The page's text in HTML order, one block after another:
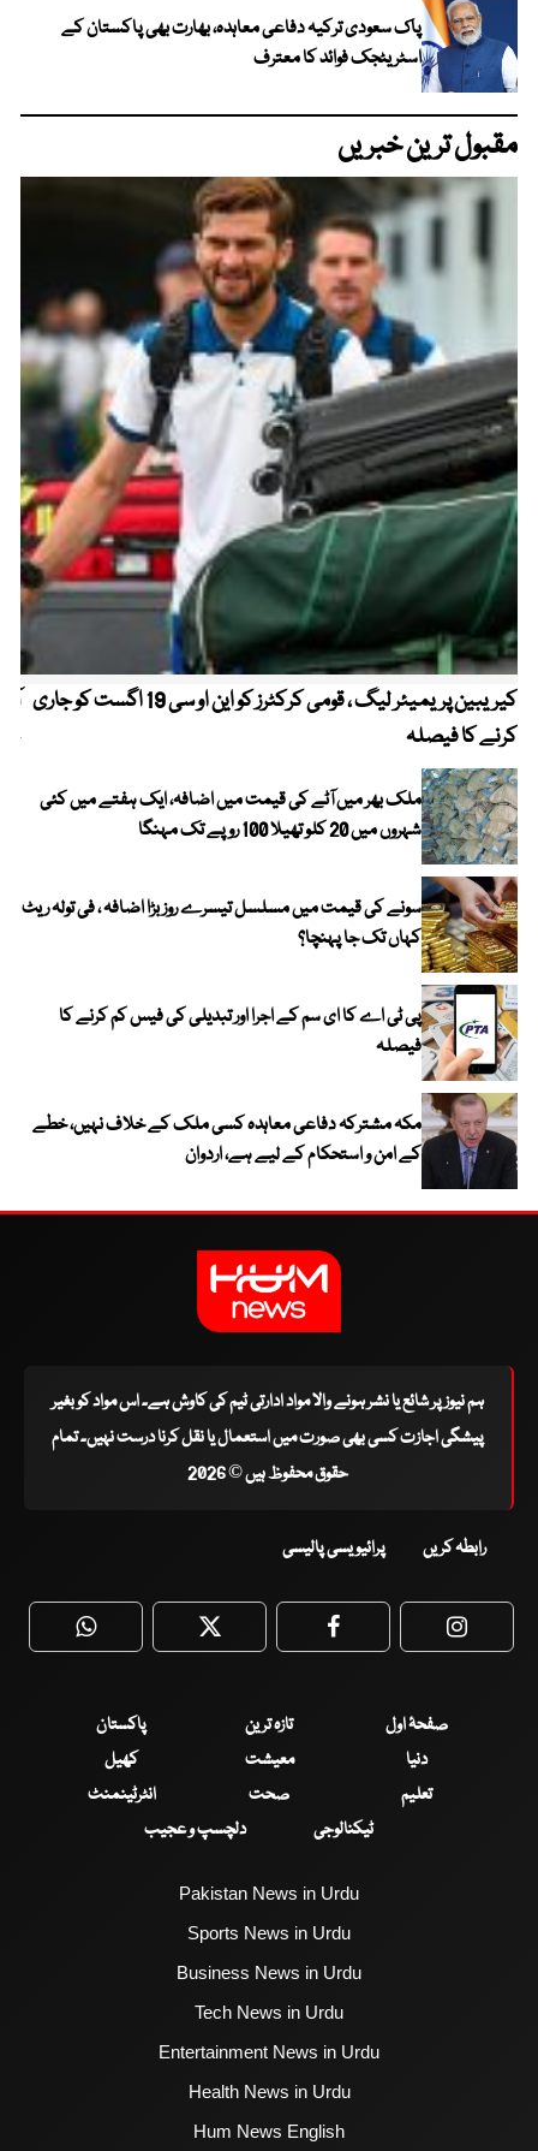
پاک سعودی ترکیہ دفاعی معاہدہ، بھارت بھی پاکستان کے
اسٹریٹجک فوائد کا معترف
مقبول ترین خبریں
کیریبین پریمیئر لیگ ، قومی کرکٹرز کو این او سی 19 اگست کو جاری
کرنے کا فیصلہ
ملک بھر میں آٹے کی قیمت میں اضافہ، ایک ہفتے میں کئی
شہروں میں 20 کلو تھیلا 100 روپے تک مہنگا
سونے کی قیمت میں مسلسل تیسرے روز بڑا اضافہ ، فی تولہ ریٹ
کہاں تک جا پہنچا؟
پی ٹی اے کا ای سم کے اجرا اور تبدیلی کی فیس کم کرنے کا
فیصلہ
مکہ مشترکہ دفاعی معاہدہ کسی ملک کے خلاف نہیں، خطے
کے امن و استحکام کے لیے ہے، اردوان
ہم نیوز پر شائع یا نشر ہونے والا مواد ادارتی ٹیم کی کاوش ہے۔ اس مواد کو بغیر
پیشگی اجازت کسی بھی صورت میں استعمال یا نقل کرنا درست نہیں۔ تمام
حقوق محفوظ ہیں © 2026
رابطہ کریں پرائیویسی پالیسی
WhatsApp Twitter Facebook
صفحۂ اول تازہ ترین
پاکستان
دنیا
معیشت
کھیل
تعلیم
صحت
انٹرٹینمنٹ
ٹیکنالوجی
دلچسپ و عجیب
Pakistan News in Urdu
Sports News in Urdu
Business News in Urdu
Tech News in Urdu
Entertainment News in Urdu
Health News in Urdu
Hum News English